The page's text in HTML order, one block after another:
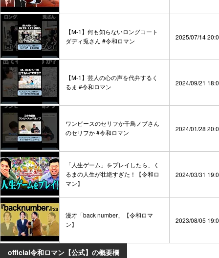
【M-1】何も知らないロングコート
ダディ兎さん #令和ロマン
2025/07/14
【M-1】芸人の心の声を代弁するく
るま #令和ロマン
2024/09/21
ワンピースのセリフか千鳥ノブさん
のセリフか #令和ロマン
2024/01/28
「人生ゲーム」をプレイしたら、く
るまの人生が壮絶すぎた！【令和ロ
マン】
2024/03/31
漫才「back number」【令和ロマ
ン】
2023/08/05
official令和ロマン【公式】の概要欄